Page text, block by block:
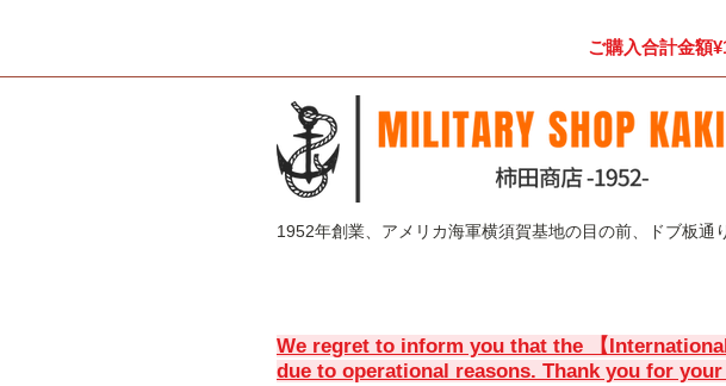
ご購入合計金額
1952年創業、アメリカ海軍横須賀基地の目の前、ドブ板通
We regret to inform you that the 【
due to operational reasons. Thank you for